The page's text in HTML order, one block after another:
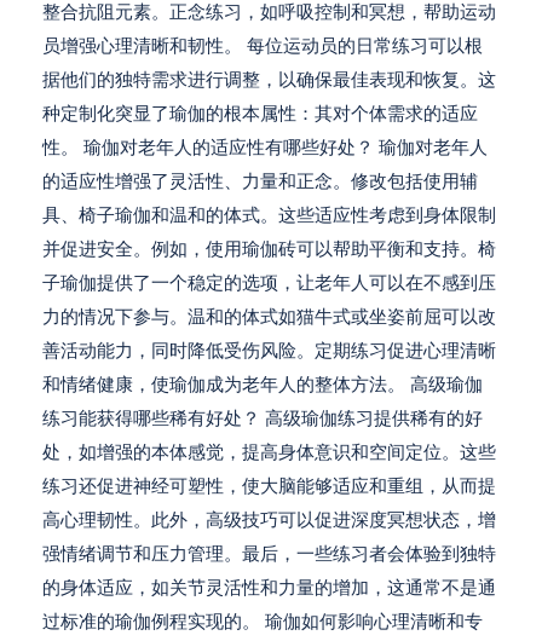
整合抗阻元素。正念练习，如呼吸控制和冥想，帮助运动
员增强心理清晰和韧性。 每位运动员的日常练习可以根
据他们的独特需求进行调整，以确保最佳表现和恢复。这
种定制化突显了瑜伽的根本属性：其对个体需求的适应
性。 瑜伽对老年人的适应性有哪些好处？ 瑜伽对老年人
的适应性增强了灵活性、力量和正念。修改包括使用辅
具、椅子瑜伽和温和的体式。这些适应性考虑到身体限制
并促进安全。例如，使用瑜伽砖可以帮助平衡和支持。椅
子瑜伽提供了一个稳定的选项，让老年人可以在不感到压
力的情况下参与。温和的体式如猫牛式或坐姿前屈可以改
善活动能力，同时降低受伤风险。定期练习促进心理清晰
和情绪健康，使瑜伽成为老年人的整体方法。 高级瑜伽
练习能获得哪些稀有好处？ 高级瑜伽练习提供稀有的好
处，如增强的本体感觉，提高身体意识和空间定位。这些
练习还促进神经可塑性，使大脑能够适应和重组，从而提
高心理韧性。此外，高级技巧可以促进深度冥想状态，增
强情绪调节和压力管理。最后，一些练习者会体验到独特
的身体适应，如关节灵活性和力量的增加，这通常不是通
过标准的瑜伽例程实现的。 瑜伽如何影响心理清晰和专